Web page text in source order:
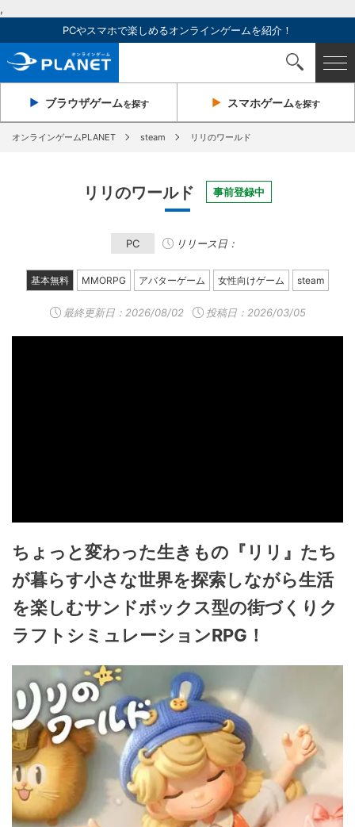
,
PCやスマホで楽しめるオンラインゲームを紹介！
ブラウザゲームを探す スマホゲームを探す
オンラインゲームPLANET steam リリのワールド
リリのワールド 事前登録中
PC リリース日：
基本無料 MMORPG アバターゲーム 女性向けゲーム steam
最終更新日： 2026/08/02 投稿日：2026/03/05
ちょっと変わった生きもの『リリ』たち
が暮らす小さな世界を探索しながら生活
を楽しむサンドボックス型の街づくりク
ラフトシミュレーションRPG！